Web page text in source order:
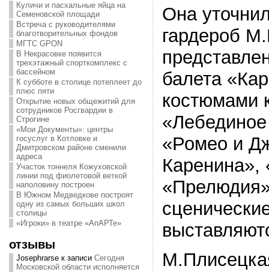
Куличи и пасхальные яйца на
Семеновской площади
Встреча с руководителями
благотворительных фондов
МГТС GPON
В Некрасовке появится
трехэтажный спорткомплекс с
бассейном
К субботе в столице потеплеет до
плюс пяти
Открытие новых общежитий для
сотрудников Росгвардии в
Строгине
«Мои Документы»: центры
госуслуг в Котловке и
Дмитровском районе сменили
адреса
Участок тоннеля Кожуховской
линии под фиолетовой веткой
наполовину построен
В Южном Медведкове построят
одну из самых больших школ
столицы
«Игроки» в театре «АпАРТе»
отзывы
Josephrarseк записи Сегодня
Московской области исполняется
Она
гардероб
балета
костюмами
«Ромео и
Каренина»,